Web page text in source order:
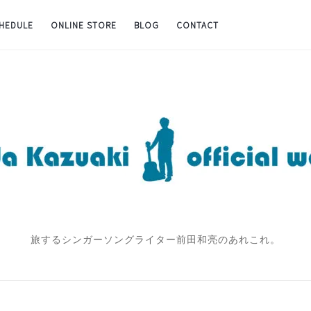
ONLINE STORE BLOG CONTACT
旅するシンガーソングライター前田和亮のあれこれ。